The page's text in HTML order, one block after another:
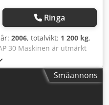
Ringa
2006, totalvikt: 1 200 kg,
30 Maskinen är utmärkt
lister. Tillverkningsår:
MASKINER TILL
för slip- och
pris 1.500€ - modell: SAG
10447 -
Småannons